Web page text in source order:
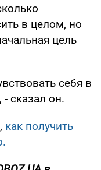
в целом, но
цель
себя в
сказал он.
как получить